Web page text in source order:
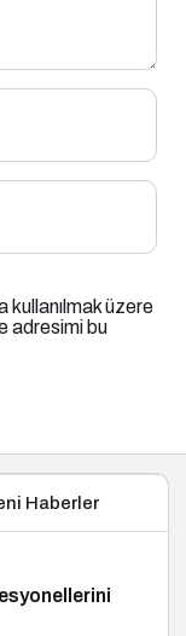
kullanılmak üzere
adresimi bu
Haberler